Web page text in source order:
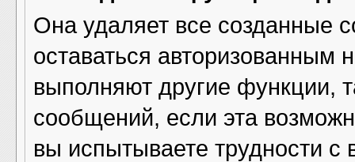
Она удаляет все созданные
оставаться авторизованным
выполняют другие функции,
сообщений, если эта
вы испытываете трудности